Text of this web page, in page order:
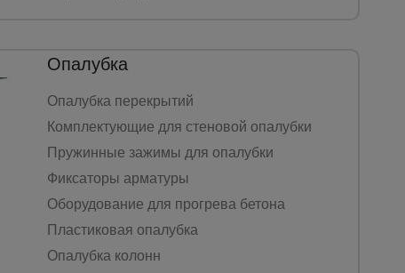
Опалубка
Опалубка перекрытий
Комплектующие для стеновой опалубки
Пружинные зажимы для опалубки
Фиксаторы арматуры
Оборудование для прогрева бетона
Пластиковая опалубка
Опалубка колонн